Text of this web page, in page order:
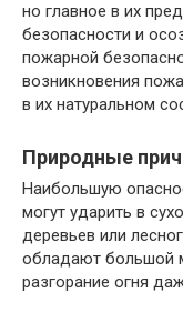
но главное в их
безопасности и
пожарной
возникновения
в их натуральном
Природные
Наибольшую
могут ударить в
деревьев или
обладают большой
разгорание огня